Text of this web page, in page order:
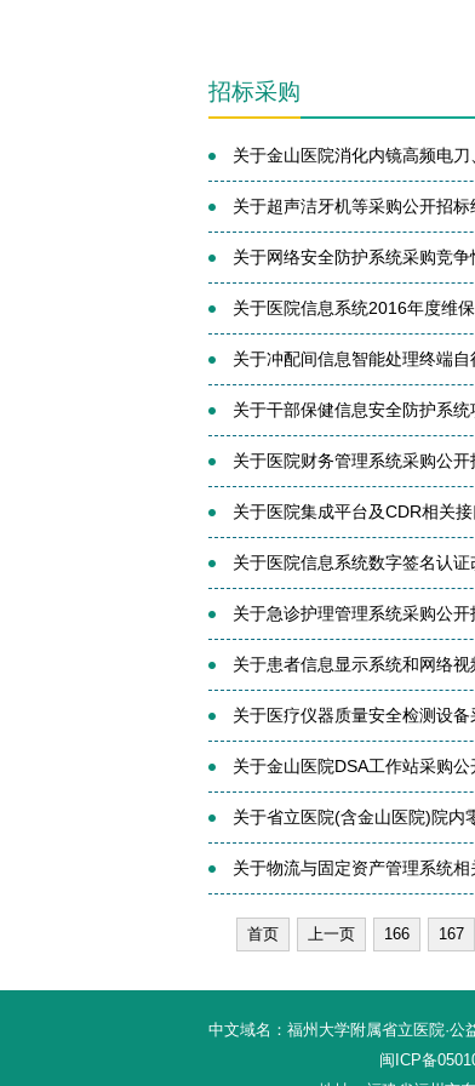
招标采购
关于金山医院消化内镜高频电
关于超声洁牙机等采购公开招
关于网络安全防护系统采购竞
关于医院信息系统2016年度维
关于冲配间信息智能处理终端
关于干部保健信息安全防护系
关于医院财务管理系统采购公
关于医院集成平台及CDR相关
关于医院信息系统数字签名认
关于急诊护理管理系统采购公
关于患者信息显示系统和网络
关于医疗仪器质量安全检测设
关于金山医院DSA工作站采购
关于省立医院(含金山医院)院内
关于物流与固定资产管理系统
首页 上一页 166 167
中文域名：福州大学附属省立医院·
闽ICP备